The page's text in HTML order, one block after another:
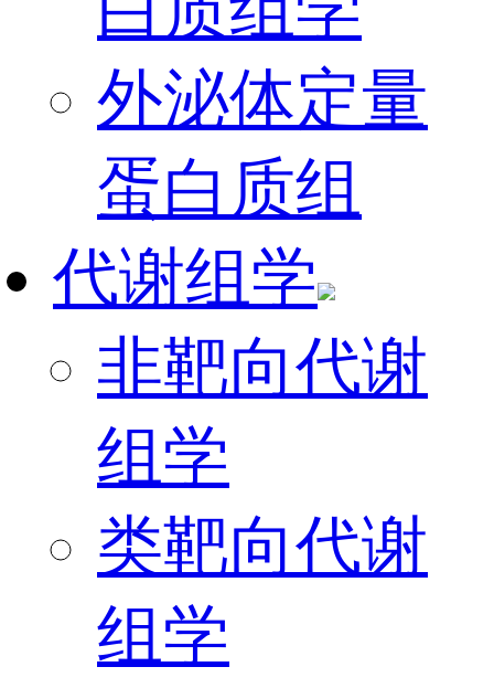
外泌体定量
蛋白质组
代谢组学
非靶向代谢
组学
类靶向代谢
组学